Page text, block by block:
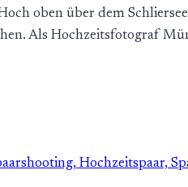
oben über dem
Als Hochzeitsfotograf